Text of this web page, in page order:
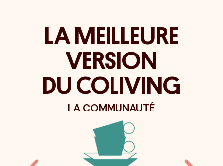
LA MEILLEURE
VERSION
DU COLIVING
LA COMMUNAUTÉ